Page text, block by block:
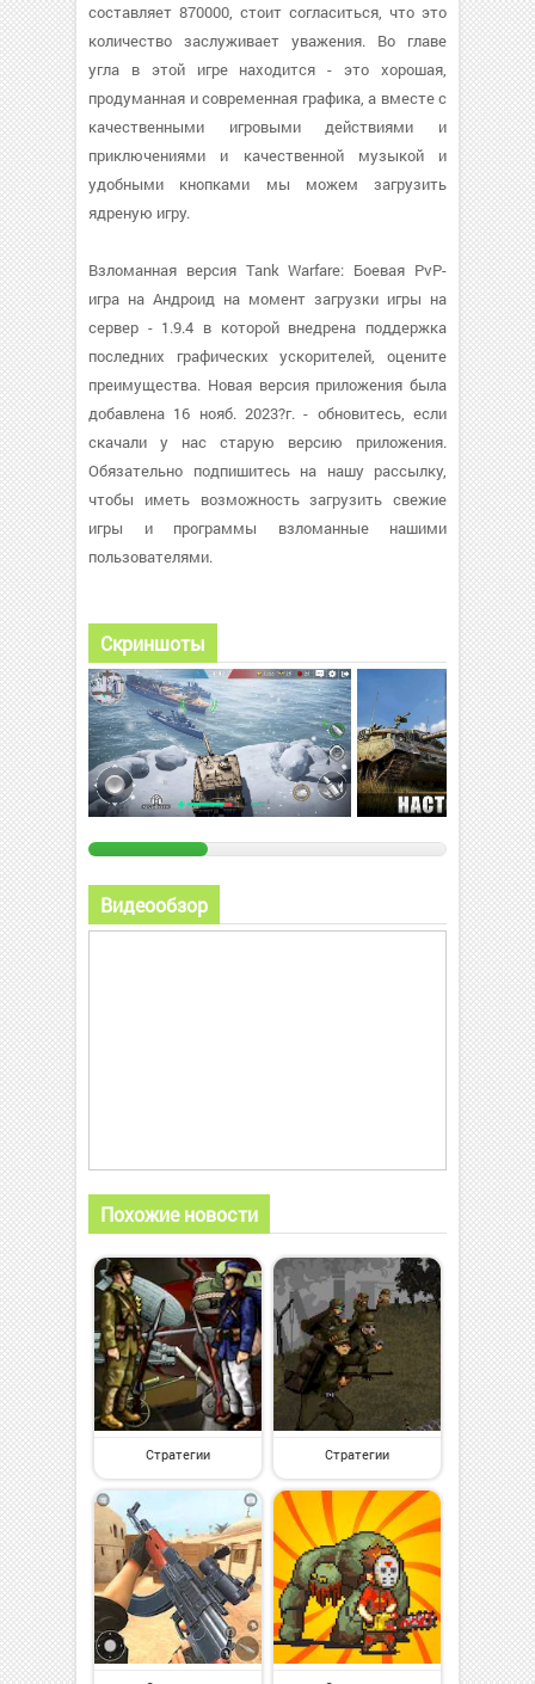
составляет 870000, стоит согласиться, что это
количество заслуживает уважения. Во главе
угла в этой игре находится - это хорошая,
продуманная и современная графика, а вместе с
качественными игровыми действиями и
приключениями и качественной музыкой и
удобными кнопками мы можем загрузить
ядреную игру.
Взломанная версия Tank Warfare: Боевая PvP-
игра на Андроид на момент загрузки игры на
сервер - 1.9.4 в которой внедрена поддержка
последних графических ускорителей, оцените
преимущества. Новая версия приложения была
добавлена 16 нояб. 2023?г. - обновитесь, если
скачали у нас старую версию приложения.
Обязательно подпишитесь на нашу рассылку,
чтобы иметь возможность загрузить свежие
игры и программы взломанные нашими
пользователями.
Скриншоты
Видеообзор
Похожие новости
Стратегии Стратегии